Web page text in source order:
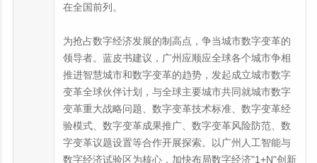
在全国前列。
为抢占数字经济发展的制高点，争当城市数字变革的
领导者。蓝皮书建议，广州应顺应全球各个城市争相
推进智慧城市和数字变革的趋势，发起成立城市数字
变革全球伙伴计划，与全球主要城市共同就城市数字
变革重大战略问题、数字变革技术标准、数字变革经
验模式、数字变革成果推广、数字变革风险防范、数
字变革议题设置等合作开展探索。以广州人工智能与
数字经济试验区为核心，加快布局数字经济"1+N"创新